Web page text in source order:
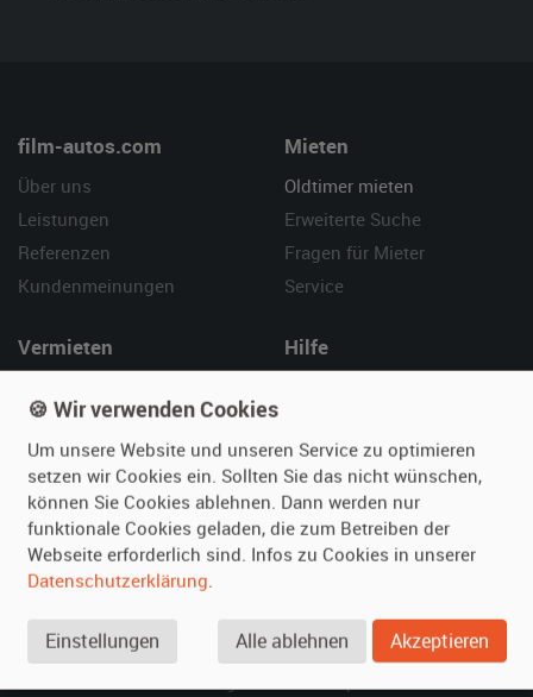
film-autos.com
Über uns
Leistungen
Referenzen
Kundenmeinungen
Mieten
Oldtimer mieten
Erweiterte Suche
Fragen für Mieter
Service
Vermieten
Fotos senden
Fragen für Vermieter
Inserat verwalten
Hilfe
Kontakt
SPECIAL
Berühmte Filmautos –
🍪 Wir verwenden Cookies
Um unsere Website und unseren Service zu optimieren
setzen wir Cookies ein. Sollten Sie das nicht wünschen,
können Sie Cookies ablehnen. Dann werden nur
funktionale Cookies geladen, die zum Betreiben der
Webseite erforderlich sind. Infos zu Cookies in unserer
Datenschutzerklärung.
Einstellungen Alle ablehnen Akzeptieren